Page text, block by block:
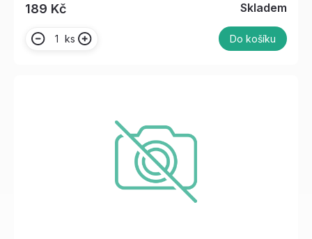
189 Kč
Skladem
ks Do košíku